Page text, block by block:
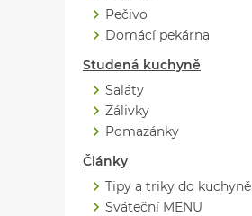
Pečivo
Domácí pekárna
Studená kuchyně
Saláty
Zálivky
Pomazánky
Články
Tipy a triky do kuchyně
Sváteční MENU